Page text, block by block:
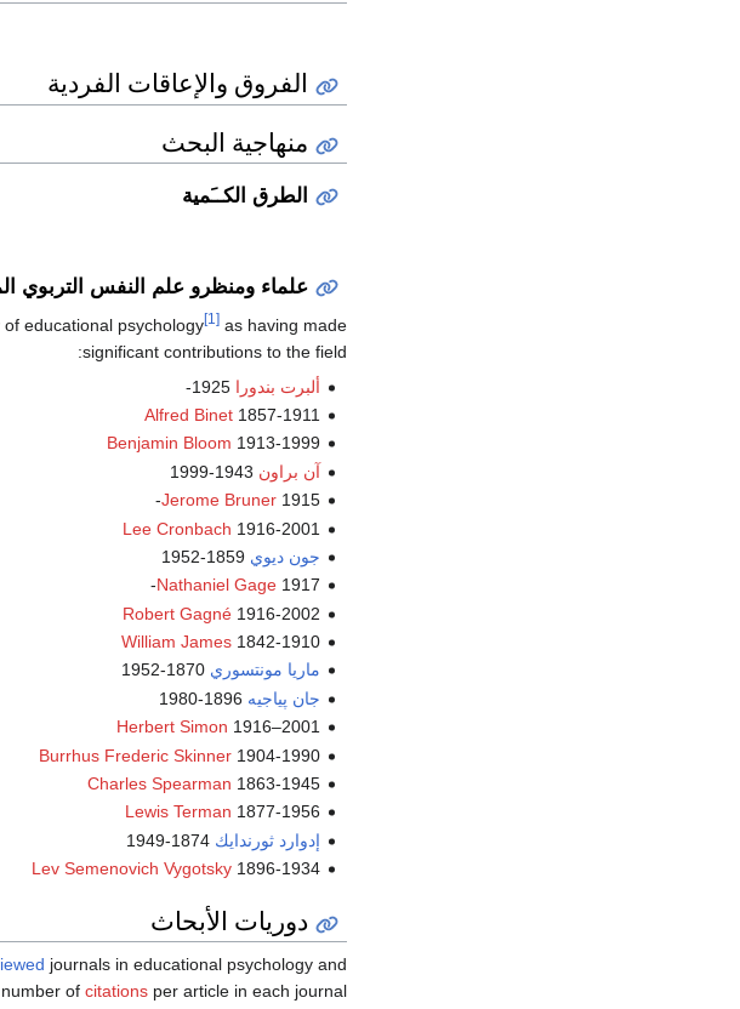
الفروق والإعاقات الفردية
منهاجية البحث
الطرق الكــَمية
علماء ومنظرو علم النفس التربوي
educational psychology [1] as having made
significant contributions to the field:
ألبرت بندورا 1925-
Alfred Binet1857-1911
Benjamin Bloom 1913-1999
آن براون
Jerome Bruner1915-
Lee Cronbach 1916-2001
جون ديوي 1859-1952
Nathaniel Gage1917-
Robert Gagné1916-2002
William James1842-1910
ماريا مونتسوري 1870-1952
جان پياجيه
Herbert Simon 1916–2001
Burrhus Frederic Skinner1904-1990
Charles Spearman 1863-1945
Lewis Terman 1877-1956
إدوارد ثورندايك 1874-1949
Lev Semenovich Vygotsky1896-1934
دوريات الأبحاث
journals in educational psychology and
of citations per article in each journal.